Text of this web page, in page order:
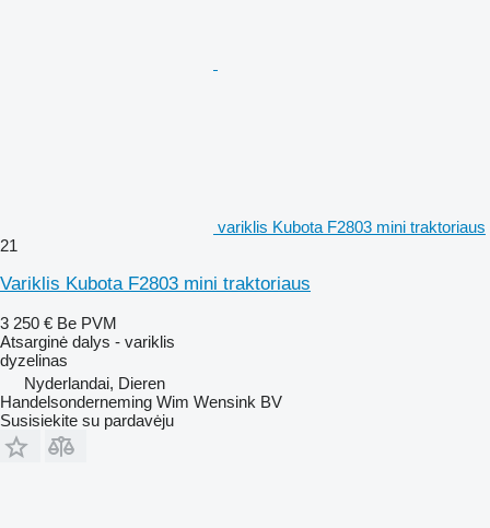
variklis Kubota F2803 mini traktoriaus
21
Variklis Kubota F2803 mini traktoriaus
3 250 € Be PVM
Atsarginė dalys - variklis
dyzelinas
Nyderlandai, Dieren
Handelsonderneming Wim Wensink BV
Susisiekite su pardavėju